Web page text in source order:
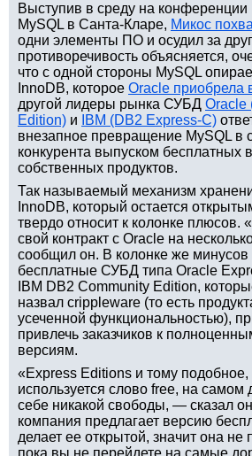
Выступив в среду на конференции
MySQL в Санта-Кларе, Микос
одни элементы ПО и осудил за
противоречивость объясняется,
что с одной стороны MySQL
InnoDB, которое Oracle приобрела
другой лидеры рынка СУБД Oracle
Edition) и IBM (DB2 Express-C)
внезапное превращение MySQL в
конкурента выпуском бесплатных
собственных продуктов.
Так называемый механизм
InnoDB, который остается
твердо относит к колонке плюсов.
свой контракт с Oracle на
сообщил он. В колонке же минусов
бесплатные СУБД типа Oracle
IBM DB2 Community Edition,
назвал crippleware (то есть
усеченной функциональностью),
привлечь заказчиков к
версиям.
«Express Editions и тому подобное,
используется слово free, на самом
себе никакой свободы, — сказал
компания предлагает версию
делает ее открытой, значит она не
пока вы не перейдете на самые